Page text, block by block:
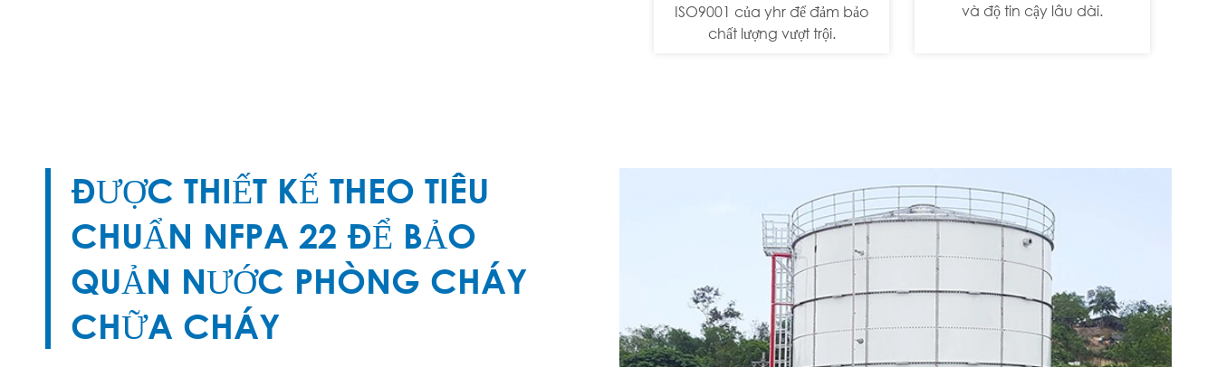
ISO9001 của yhr để đảm bảo
chất lượng vượt trội.
và độ tin cậy lâu dài.
ĐƯỢC THIẾT KẾ THEO TIÊU
CHUẨN NFPA 22 ĐỂ BẢO
QUẢN NƯỚC PHÒNG CHÁY
CHỮA CHÁY